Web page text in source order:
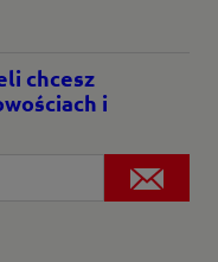
chcesz
i